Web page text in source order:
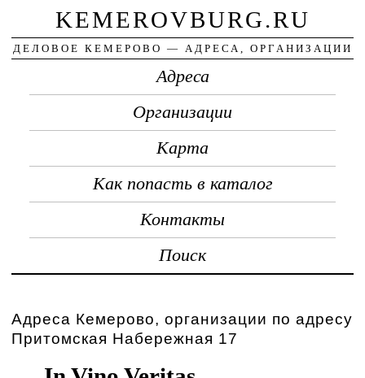
KEMEROVBURG.RU
ДЕЛОВОЕ КЕМЕРОВО — АДРЕСА, ОРГАНИЗАЦИИ
Адреса
Организации
Карта
Как попасть в каталог
Контакты
Поиск
Адреса Кемерово, организации по адресу
Притомская Набережная 17